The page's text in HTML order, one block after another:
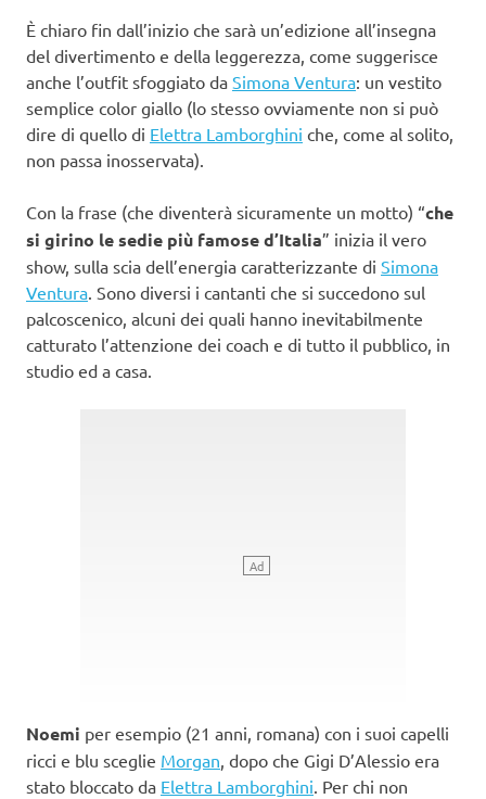
È chiaro fin dall’inizio che sarà un’edizione all’insegna
del divertimento e della leggerezza, come suggerisce
anche l’outfit sfoggiato da Simona Ventura: un vestito
semplice color giallo (lo stesso ovviamente non si può
dire di quello di Elettra Lamborghini che, come al solito,
non passa inosservata).
Con la frase (che diventerà sicuramente un motto) “che
si girino le sedie più famose d’Italia” inizia il vero
show, sulla scia dell’energia caratterizzante di Simona
Ventura . Sono diversi i cantanti che si succedono sul
palcoscenico, alcuni dei quali hanno inevitabilmente
catturato l’attenzione dei coach e di tutto il pubblico, in
studio ed a casa.
Noemi per esempio (21 anni, romana) con i suoi capelli
ricci e blu sceglie Morgan , dopo che Gigi D’Alessio era
stato bloccato da Elettra Lamborghini . Per chi non